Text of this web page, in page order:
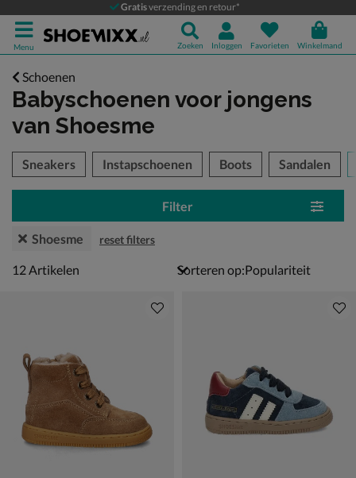
Gratisverzending en retour*
Menu Zoeken Inloggen Favorieten Winkelmand
Schoenen
Babyschoenen voor jongens
van Shoesme
over
Sneakers Instapschoenen Boots Sandalen
Filter
Shoesme reset filters
12 artikelen
12Artikelen Sorteren op: